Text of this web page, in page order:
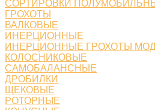
СОРТИРОВКИ
ГРОХОТЫ
ВАЛКОВЫЕ
ИНЕРЦИОННЫЕ
ИНЕРЦИОННЫЕ ГРОХОТЫ
КОЛОСНИКОВЫЕ
САМОБАЛАНСНЫЕ
ДРОБИЛКИ
ЩЕКОВЫЕ
РОТОРНЫЕ